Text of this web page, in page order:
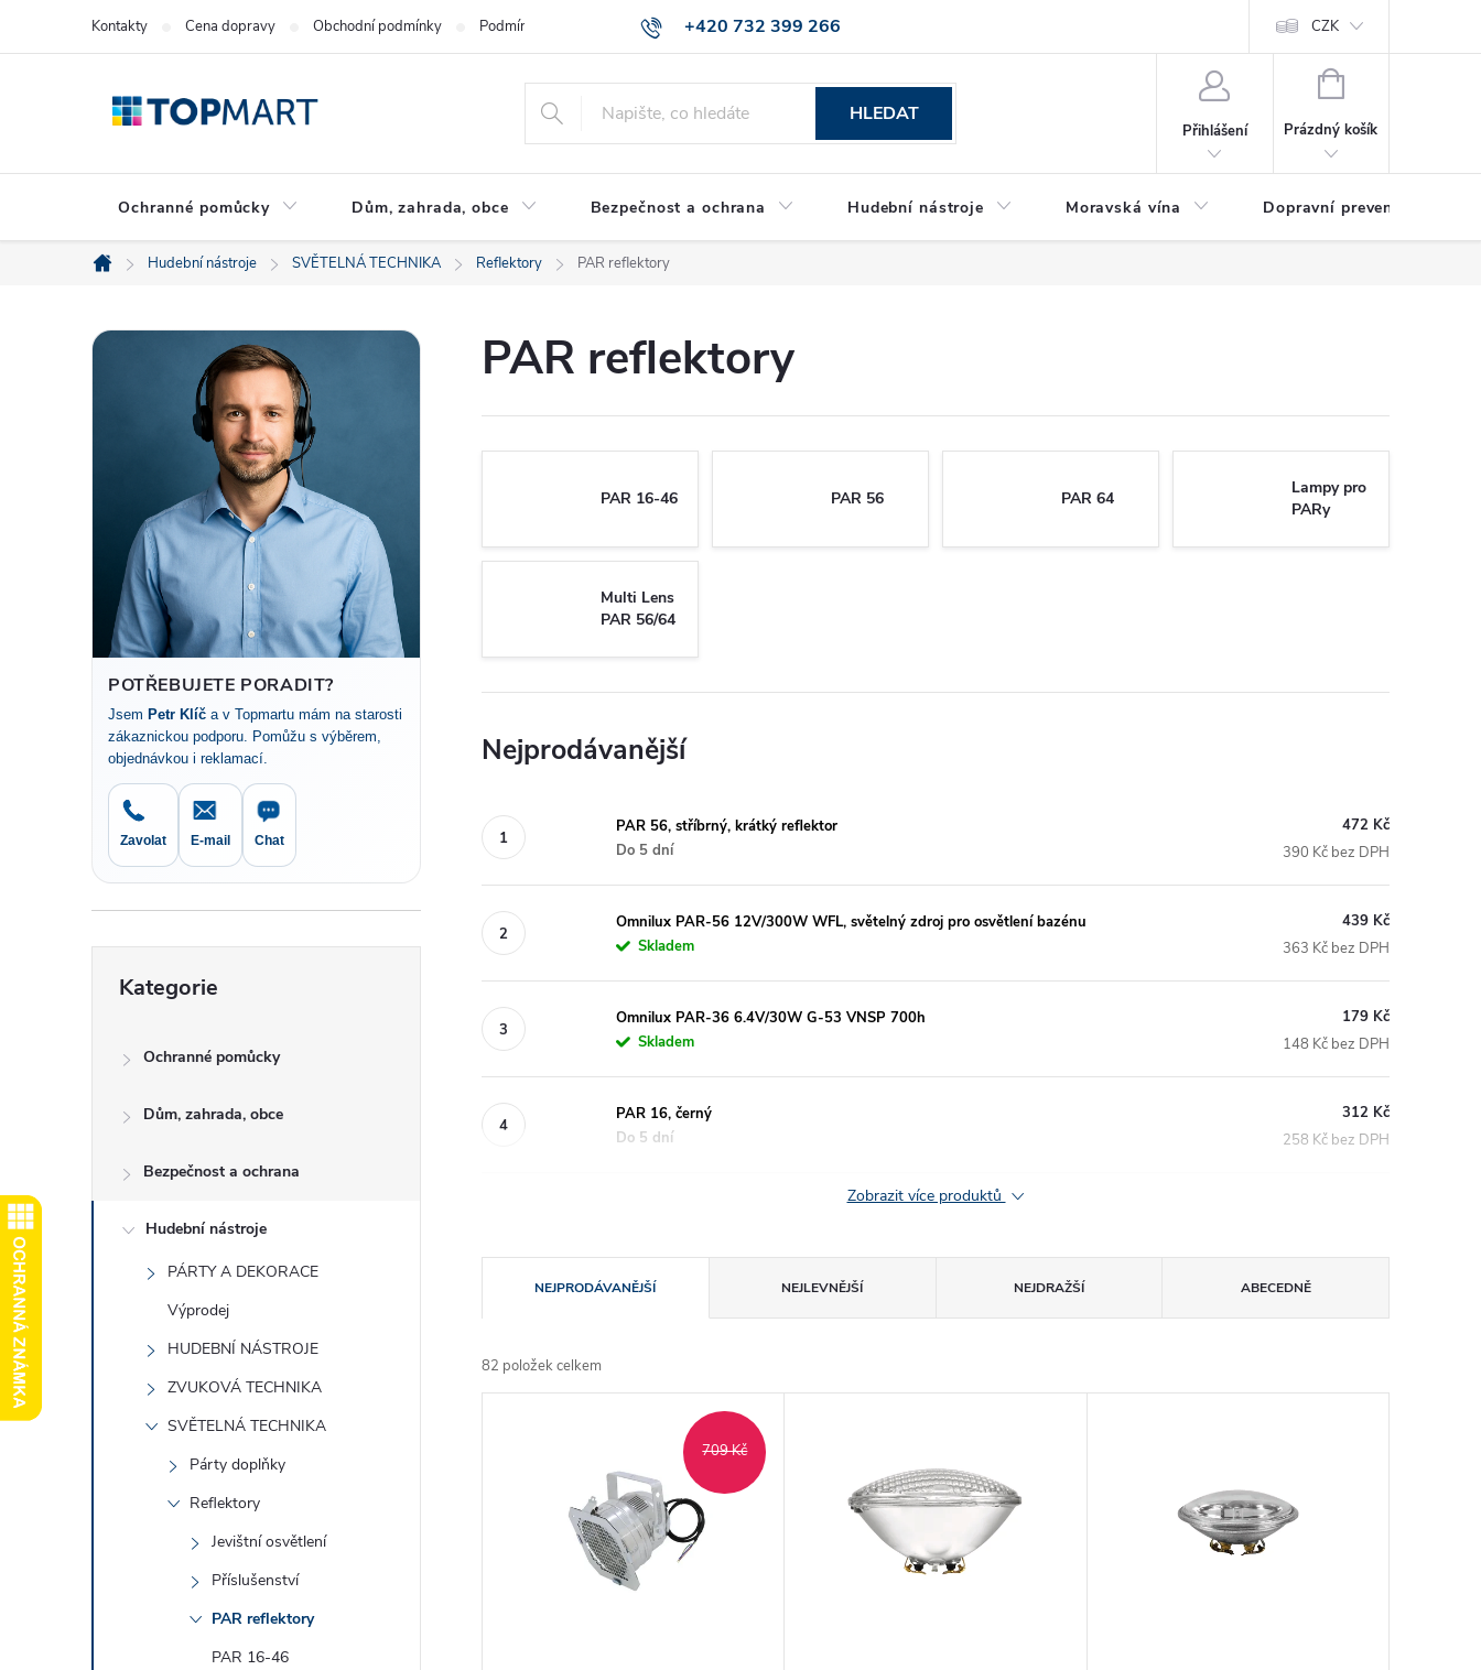
+420 732 399 266
Kontakty Cena dopravy Obchodní podmínky Podmínky ochrany osobních údajů Reklamace zboží CZK
HLEDAT
Přihlášení
NÁKUPNÍ
Prázdný košík
Ochranné pomůcky Dům, zahrada, obce Bezpečnost a ochrana Hudební nástroje Moravská vína Dopravní prevence
Domů
Hudební nástroje SVĚTELNÁ TECHNIKA Reflektory PAR reflektory
P
a
n
n
p
a
n
POTŘEBUJETE PORADIT?
Jsem Petr Klíč a v Topmartu mám na starosti
zákaznickou podporu. Pomůžu s výběrem,
objednávkou i reklamací.
Zavolat E-mail Chat
kategorie
Kategorie
Ochranné pomůcky
Dům, zahrada, obce
Bezpečnost a ochrana
Hudební nástroje
PÁRTY A DEKORACE
Výprodej
HUDEBNÍ NÁSTROJE
ZVUKOVÁ TECHNIKA
SVĚTELNÁ TECHNIKA
Párty doplňky
Reflektory
Jevištní osvětlení
Příslušenství
PAR reflektory
PAR 16-46
PAR reflektory
PAR 16-46 PAR 56 PAR 64
Lampy pro
PARy
Multi Lens
PAR 56/64
Nejprodávanější
PAR 56, stříbrný, krátký reflektor
Do 5 dní
472 Kč
390 Kč bez DPH
Omnilux PAR-56 12V/300W WFL, světelný zdroj pro osvětlení bazénu
Skladem
439 Kč
363 Kč bez DPH
Omnilux PAR-36 6.4V/30W G-53 VNSP 700h
Skladem
179 Kč
148 Kč bez DPH
PAR 16, černý
Do 5 dní
312 Kč
258 Kč bez DPH
Zobrazit více produktů
a
z
NEJPRODÁVANĚJŠÍ NEJLEVNĚJŠÍ NEJDRAŽŠÍ ABECEDNĚ
82 položek celkem
709 Kč